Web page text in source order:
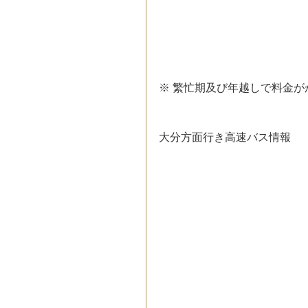
※ 繁忙期及び年越しで料金が
大分方面行き高速バス情報